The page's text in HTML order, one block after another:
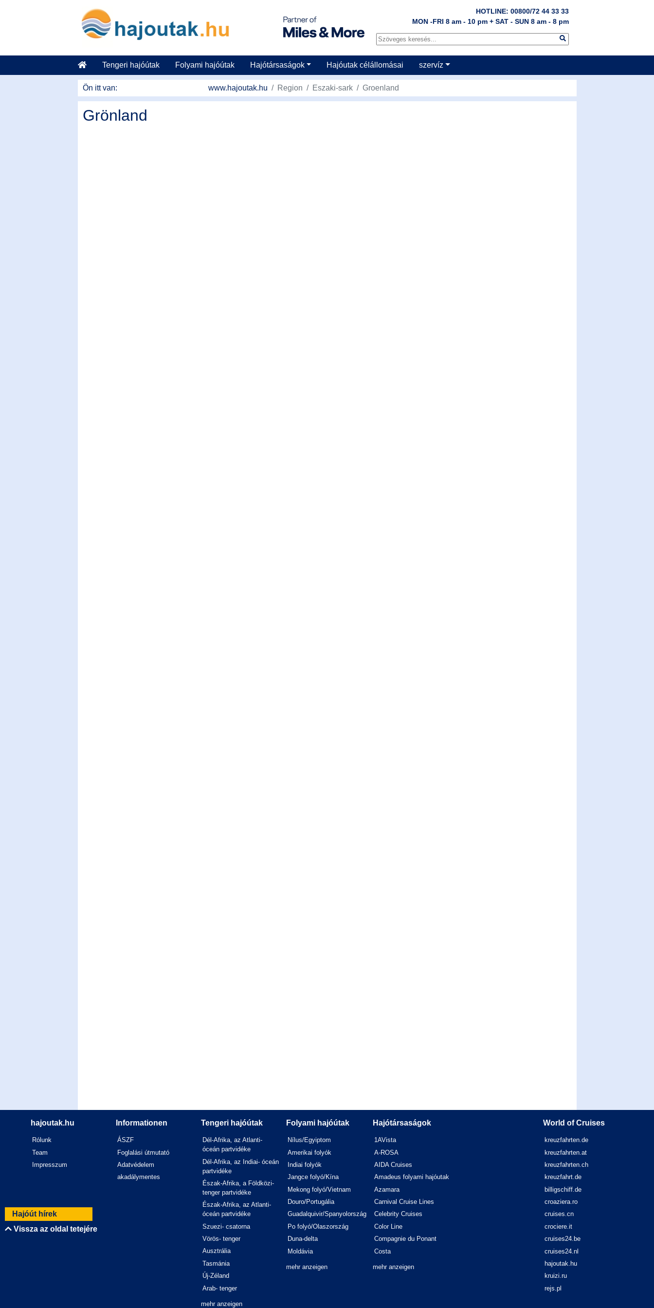
HOTLINE: 00800/72 44 33 33
MON -FRI 8 am - 10 pm + SAT - SUN 8 am - 8 pm
Tovább a tartalomhoz
Tengeri hajóútak Folyami hajóútak Hajótársaságok Hajóutak célállomásai szervíz
Ön itt van: www.hajoutak.hu Region Eszaki-sark Groenland
Grönland
Hajóút hírek
Vissza az oldal tetejére
hajoutak.hu
Rólunk
Team
Impresszum
Informationen
ÁSZF
Foglalási útmutató
Adatvédelem
akadálymentes
Tengeri hajóútak
Dél-Afrika, az Atlanti-
óceán partvidéke
Dél-Afrika, az Indiai- óceán
partvidéke
Észak-Afrika, a Földközi-
tenger partvidéke
Észak-Afrika, az Atlanti-
óceán partvidéke
Szuezi- csatorna
Vörös- tenger
Ausztrália
Tasmánia
Új-Zéland
Arab- tenger
mehr anzeigen
Folyami hajóútak
Nílus/Egyiptom
Amerikai folyók
Indiai folyók
Jangce folyó/Kína
Mekong folyó/Vietnam
Douro/Portugália
Guadalquivir/Spanyolország
Po folyó/Olaszország
Duna-delta
Moldávia
mehr anzeigen
Hajótársaságok
1AVista
A-ROSA
AIDA Cruises
Amadeus folyami hajóutak
Azamara
Carnival Cruise Lines
Celebrity Cruises
Color Line
Compagnie du Ponant
Costa
mehr anzeigen
World of Cruises
kreuzfahrten.de
kreuzfahrten.at
kreuzfahrten.ch
kreuzfahrt.de
billigschiff.de
croaziera.ro
cruises.cn
crociere.it
cruises24.be
cruises24.nl
hajoutak.hu
kruizi.ru
rejs.pl